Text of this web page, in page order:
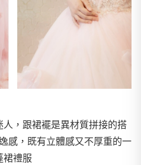
，跟裙襬是異材質拼接的搭
感，既有立體感又不厚重的一
裙禮服